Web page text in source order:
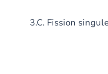
3.C. Fission